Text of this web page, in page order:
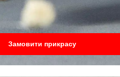
Замовити прикрасу